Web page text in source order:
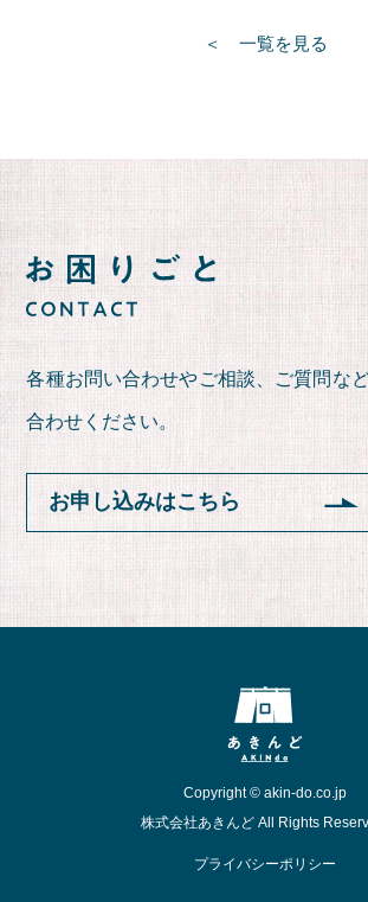
一覧を見る
各種お問い合わせやご相談、ご質問な
合わせください。
お申し込みはこちら
Copyright © akin-do.co.jp
株式会社あきんど All Rights
プライバシーポリシー